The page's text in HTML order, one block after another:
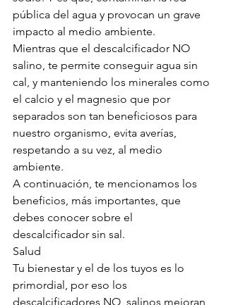
pública del agua y provocan un grave
impacto al medio ambiente.
Mientras que el descalcificador NO
salino, te permite conseguir agua sin
cal, y manteniendo los minerales como
el calcio y el magnesio que por
separados son tan beneficiosos para
nuestro organismo, evita averías,
respetando a su vez, al medio
ambiente.
A continuación, te mencionamos los
beneficios, más importantes, que
debes conocer sobre el
descalcificador sin sal.
Salud
Tu bienestar y el de los tuyos es lo
primordial, por eso los
descalcificadores NO  salinos mejoran